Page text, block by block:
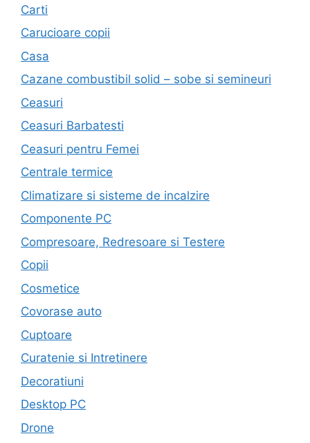
Carti
Carucioare copii
Casa
Cazane combustibil solid – sobe si semineuri
Ceasuri
Ceasuri Barbatesti
Ceasuri pentru Femei
Centrale termice
Climatizare si sisteme de incalzire
Componente PC
Compresoare, Redresoare si Testere
Copii
Cosmetice
Covorase auto
Cuptoare
Curatenie si Intretinere
Decoratiuni
Desktop PC
Drone